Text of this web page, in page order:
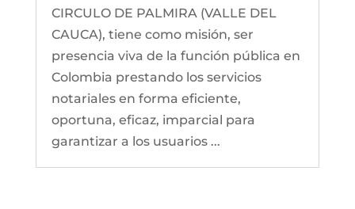
CIRCULO DE PALMIRA (VALLE DEL
CAUCA), tiene como misión, ser
presencia viva de la función pública en
Colombia prestando los servicios
notariales en forma eficiente,
oportuna, eficaz, imparcial para
garantizar a los usuarios ...